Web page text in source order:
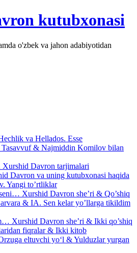
o'zbek va jahon adabiyotidan
va Hellados. Esse
& Najmiddin Komilov bilan
Xurshid Davron tarjimalari
Davron va uning kutubxonasi haqida
Yangi to’rtliklar
Xurshid Davron she’ri & Qo’shiq
& IA. Sen kelar yo’llarga tikildim
Xurshid Davron she’ri & Ikki qo’shiq
fiqralar & Ikki kitob
eltuvchi yo‘l & Yulduzlar yurgan